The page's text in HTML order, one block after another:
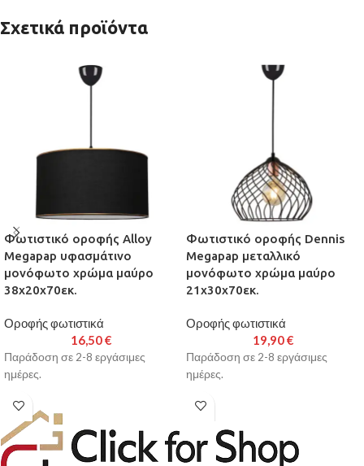
Σχετικά προϊόντα
Φωτιστικό οροφής Alloy
Megapap υφασμάτινο
μονόφωτο χρώμα μαύρο
38x20x70εκ.
Οροφής φωτιστικά
16,50€
Παράδοση σε 2-8 εργάσιμες
ημέρες.
Φωτιστικό οροφής Dennis
Megapap μεταλλικό
μονόφωτο χρώμα μαύρο
21x30x70εκ.
Οροφής φωτιστικά
19,90€
Παράδοση σε 2-8 εργάσιμες
ημέρες.